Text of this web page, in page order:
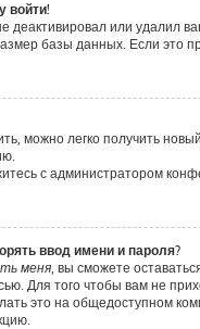
войти!
деактивировал или удалил
базы данных. Если это
можно легко получить
с администратором
ввод имени и пароля?
меня, вы сможете
Для того чтобы вам не
это на общедоступном